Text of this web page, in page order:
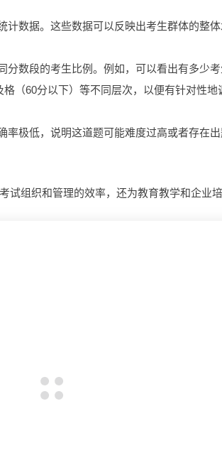
计数据。这些数据可以反映出考生群体的整体
分数段的考生比例。例如，可以看出有多少考
（60分以下）等不同层次，以便有针对性地
率极低，说明这道题可能难度过高或者存在
试组织和管理的效率，还为教育教学和企业培
识别定制平台一套需要注意哪些?